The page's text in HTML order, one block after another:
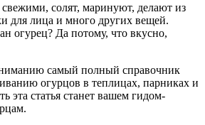
солят, маринуют, делают из
для лица и много других вещей.
огурец? Да потому, что вкусно,
самый полный справочник
огурцов в теплицах, парниках и
эта статья станет вашем гидом-